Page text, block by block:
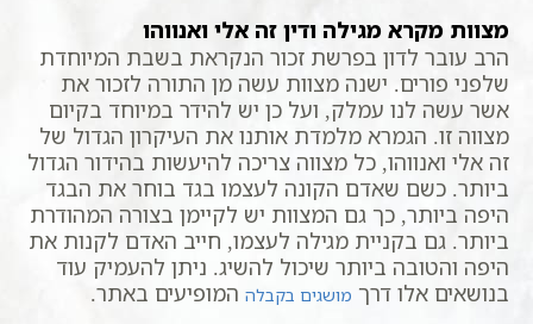
מצוות מקרא מגילה ודין זה אלי ואנווהו
הרב עובר לדון בפרשת זכור הנקראת בשבת המיוחדת
שלפני פורים. ישנה מצוות עשה מן התורה לזכור את
אשר עשה לנו עמלק, ועל כן יש להידר במיוחד בקיום
מצווה זו. הגמרא מלמדת אותנו את העיקרון הגדול של
זה אלי ואנווהו, כל מצווה צריכה להיעשות בהידור הגדול
ביותר. כשם שאדם הקונה לעצמו בגד בוחר את הבגד
היפה ביותר, כך גם המצוות יש לקיימן בצורה המהודרת
ביותר. גם בקניית מגילה לעצמו, חייב האדם לקנות את
היפה והטובה ביותר שיכול להשיג. ניתן להעמיק עוד
בנושאים אלו דרך מושגים בקבלה המופיעים באתר.